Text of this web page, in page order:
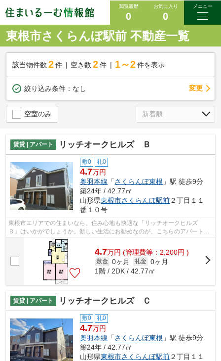
閲覧履歴
0
お気に入り
0
メニュー
東根市さくらんぼ駅前 不動産一覧
該当物件数 2件 空き数 2 件 1～2 件を表示
絞り込み条件： なし 変更
空室のみ
賃貸 | アパート リッチオークヒルズ Ｂ
敷0 礼0
4.7万円
奥羽本線 「さくらんぼ東根 」駅 徒歩9分
築24年 / 42.77㎡
山形県東根市さくらんぼ駅前２丁目１１
番１０号
東根市エリアでの住まいなら、住み心地も快適な「リッチオークヒルズ
Ｂ」はいかがでしょうか。新しい生活にお勧めなのが、こちらのアパートで
す。根強いニーズを誇る駅近の物件とな...
4.7万円 (管理費等：2,200円 )
敷金 0ヶ月 礼金 0ヶ月
1階 / 2DK / 42.77㎡
賃貸 | アパート リッチオークヒルズ Ｃ
敷0 礼0
4.7万円
奥羽本線 「さくらんぼ東根 」駅 徒歩9分
築24年 / 42.77㎡
山形県東根市さくらんぼ駅前２丁目１１